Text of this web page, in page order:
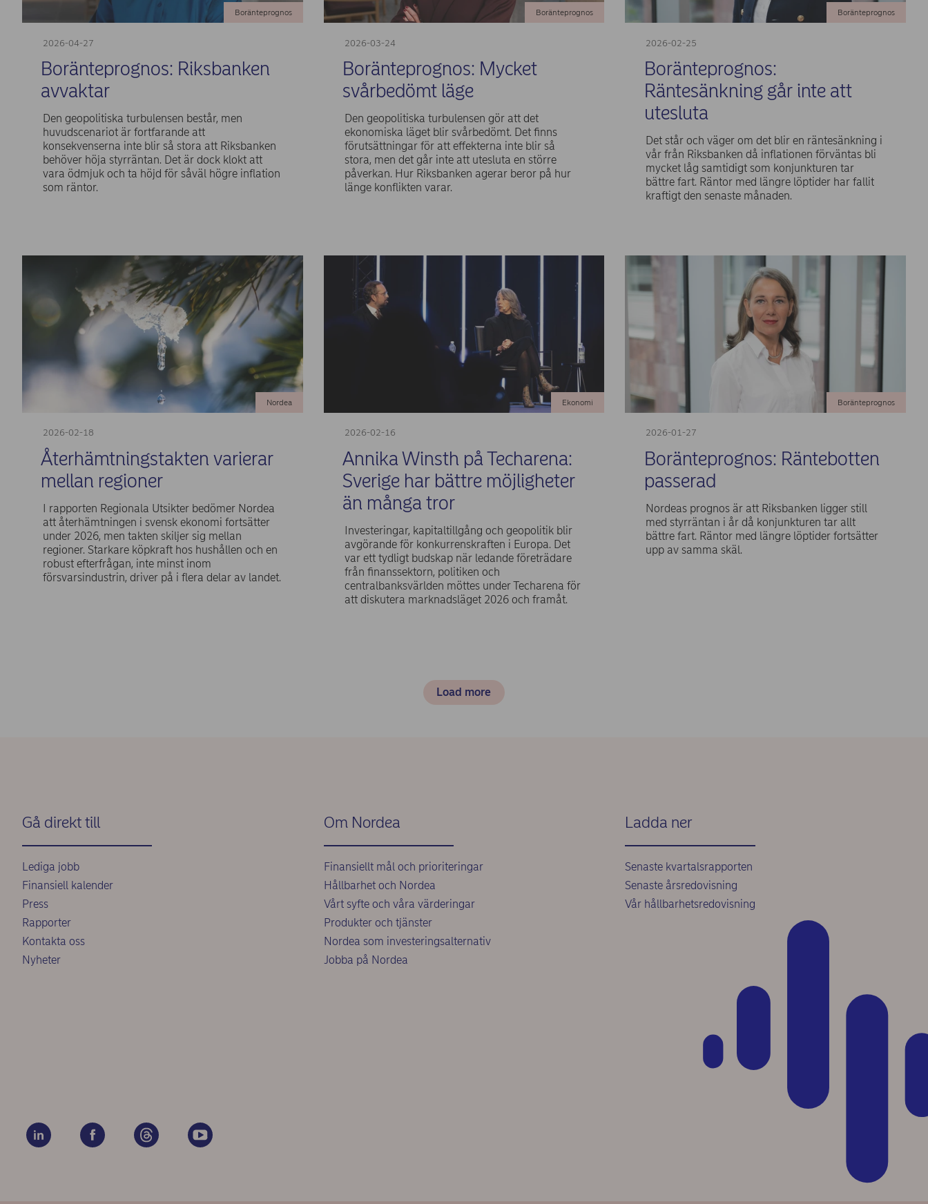
2026-04-27
Boränteprognos
Boränteprognos: Riksbanken
avvaktar
Den geopolitiska turbulensen består, men
huvudscenariot är fortfarande att
konsekvenserna inte blir så stora att Riksbanken
behöver höja styrräntan. Det är dock klokt att
vara ödmjuk och ta höjd för såväl högre inflation
som räntor.
2026-03-24
Boränteprognos
Boränteprognos: Mycket
svårbedömt läge
Den geopolitiska turbulensen gör att det
ekonomiska läget blir svårbedömt. Det finns
förutsättningar för att effekterna inte blir så
stora, men det går inte att utesluta en större
påverkan. Hur Riksbanken agerar beror på hur
länge konflikten varar.
2026-02-25
Boränteprognos
Boränteprognos:
Räntesänkning går inte att
utesluta
Det står och väger om det blir en räntesänkning i
vår från Riksbanken då inflationen förväntas bli
mycket låg samtidigt som konjunkturen tar
bättre fart. Räntor med längre löptider har fallit
kraftigt den senaste månaden.
2026-02-18
Nordea
Återhämtningstakten varierar
mellan regioner
I rapporten Regionala Utsikter bedömer Nordea
att återhämtningen i svensk ekonomi fortsätter
under 2026, men takten skiljer sig mellan
regioner. Starkare köpkraft hos hushållen och en
robust efterfrågan, inte minst inom
försvarsindustrin, driver på i flera delar av landet.
2026-02-16
Ekonomi
Annika Winsth på Techarena:
Sverige har bättre möjligheter
än många tror
Investeringar, kapitaltillgång och geopolitik blir
avgörande för konkurrenskraften i Europa. Det
var ett tydligt budskap när ledande företrädare
från finanssektorn, politiken och
centralbanksvärlden möttes under Techarena för
att diskutera marknadsläget 2026 och framåt.
2026-01-27
Boränteprognos
Boränteprognos: Räntebotten
passerad
Nordeas prognos är att Riksbanken ligger still
med styrräntan i år då konjunkturen tar allt
bättre fart. Räntor med längre löptider fortsätter
upp av samma skäl.
Load more
Gå direkt till
Lediga jobb
Finansiell kalender
Press
Rapporter
Kontakta oss
Nyheter
Om Nordea
Finansiellt mål och prioriteringar
Hållbarhet och Nordea
Vårt syfte och våra värderingar
Produkter och tjänster
Nordea som investeringsalternativ
Jobba på Nordea
Ladda ner
Senaste kvartalsrapporten
Senaste årsredovisning
Vår hållbarhetsredovisning